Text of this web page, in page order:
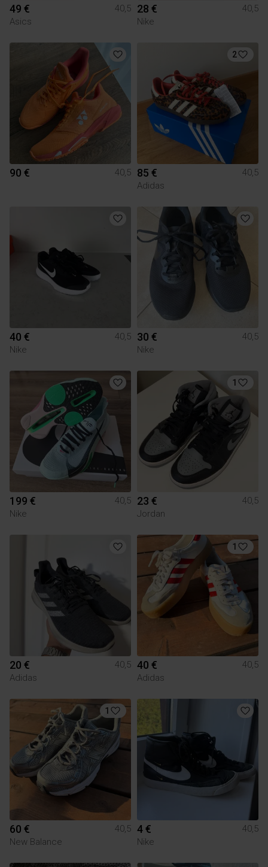
49 €
40,5
Asics
28 €
40,5
Nike
90 € 40,5
2
85 €
40,5
Adidas
40 €
40,5
Nike
30 €
40,5
Nike
199 €
40,5
Nike
1
23 €
40,5
Jordan
20 €
40,5
Adidas
1
40 €
40,5
Adidas
1
60 €
40,5
New Balance
4 €
40,5
Nike